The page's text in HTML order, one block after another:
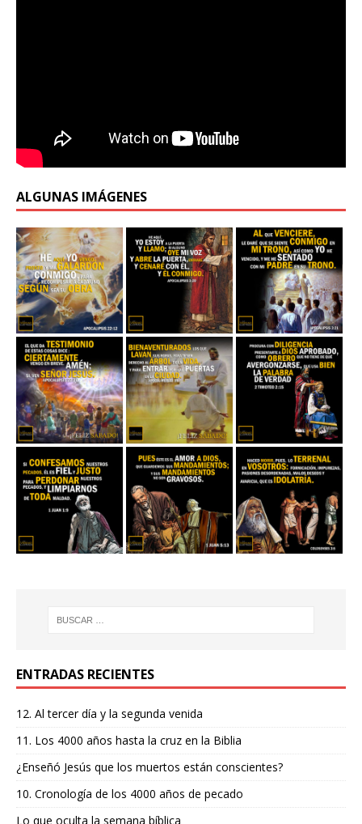
ALGUNAS IMÁGENES
ENTRADAS RECIENTES
12. Al tercer día y la segunda venida
11. Los 4000 años hasta la cruz en la Biblia
¿Enseñó Jesús que los muertos están conscientes?
10. Cronología de los 4000 años de pecado
Lo que oculta la semana bíblica